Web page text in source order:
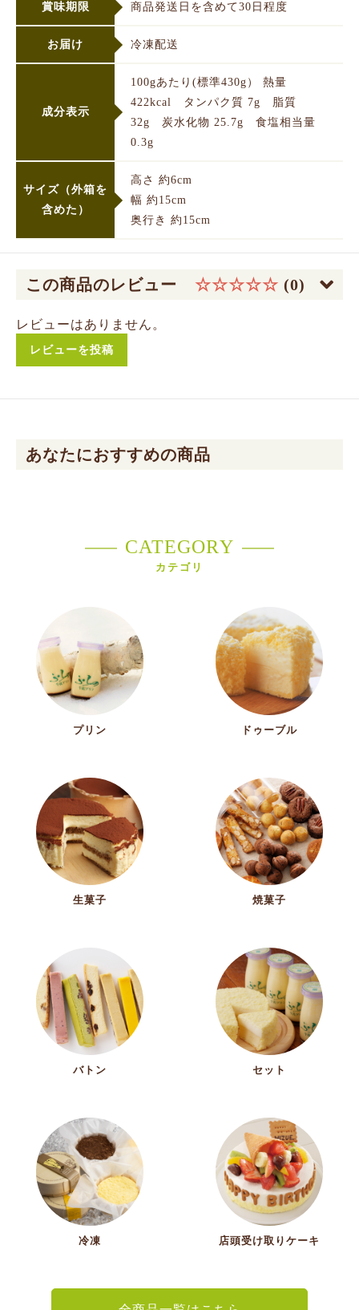
お買い物を続ける
賞味期限 商品発送日を含めて30日程度
お届け 冷凍配送
成分表示
100gあたり(標準430g） 熱量
422kcal タンパク質 7g 脂質
32g 炭水化物 25.7g 食塩相当量
0.3g
サイズ（外箱を
含めた）
高さ 約6cm
幅 約15cm
奥行き 約15cm
この商品のレビュー ☆☆☆☆☆ (0)
レビューはありません。
レビューを投稿
あなたにおすすめの商品
CATEGORY
カテゴリ
プリン ドゥーブル
生菓子 焼菓子
バトン セット
冷凍 店頭受け取りケーキ